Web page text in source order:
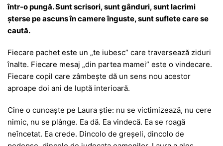
într-o pungă. Sunt scrisori, sunt gânduri, sunt lacrimi
șterse pe ascuns în camere înguste, sunt suflete care se
caută.
Fiecare pachet este un „te iubesc” care traversează ziduri
înalte. Fiecare mesaj „din partea mamei” este o vindecare.
Fiecare copil care zâmbește dă un sens nou acestor
aproape doi ani de luptă interioară.
Cine o cunoaște pe Laura știe: nu se victimizează, nu cere
nimic, nu se plânge. Ea dă. Ea vindecă. Ea se roagă
neîncetat. Ea crede. Dincolo de greșeli, dincolo de